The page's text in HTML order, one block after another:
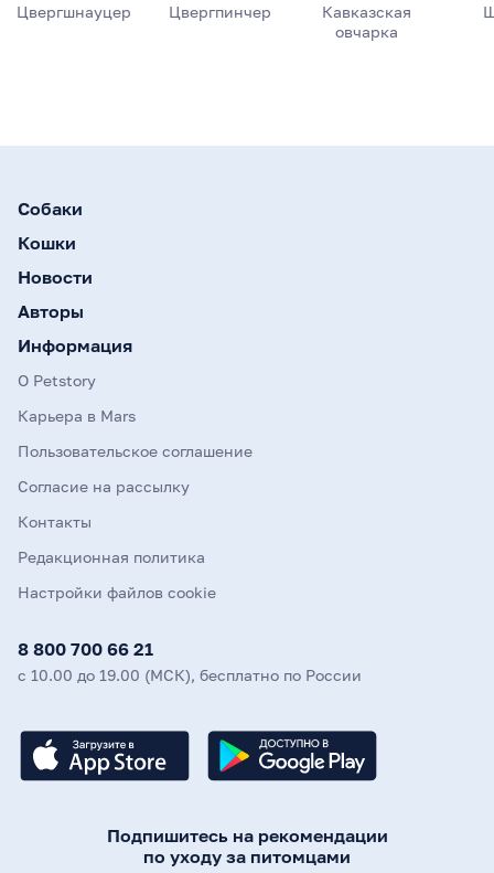
Цвергшнауцер Цвергпинчер
Кавказская
овчарка
Собаки
Кошки
Новости
Авторы
Информация
О Petstory
Карьера в Mars
Пользовательское соглашение
Согласие на рассылку
Контакты
Редакционная политика
Настройки файлов cookie
8 800 700 66 21
с 10.00 до 19.00 (МСК), бесплатно по России
Подпишитесь на рекомендации
по уходу за питомцами